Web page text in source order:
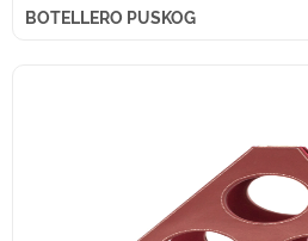
BOTELLERO PUSKOG